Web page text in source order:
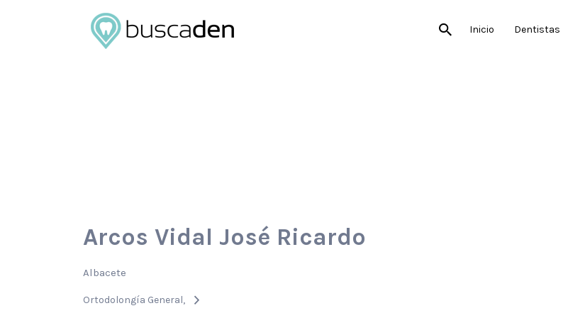
Inicio Dentistas
Buscar
por:
Arcos Vidal José Ricardo
Albacete
Ortodolongía General